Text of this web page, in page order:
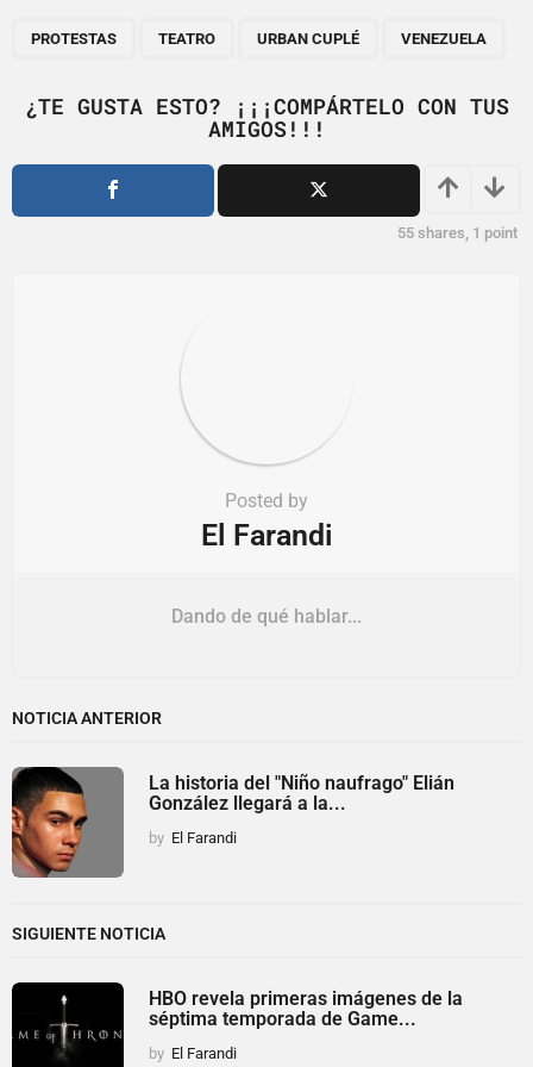
a
i
PROTESTAS TEATRO URBAN CUPLÉ VENEZUELA
¿TE GUSTA ESTO? ¡¡¡COMPÁRTELO CON TUS
AMIGOS!!!
55 shares, 1 point
Posted by
El Farandi
Dando de qué hablar...
NOTICIA ANTERIOR
La historia del "Niño naufrago" Elián
González llegará a la...
by El Farandi
SIGUIENTE NOTICIA
HBO revela primeras imágenes de la
séptima temporada de Game...
by El Farandi